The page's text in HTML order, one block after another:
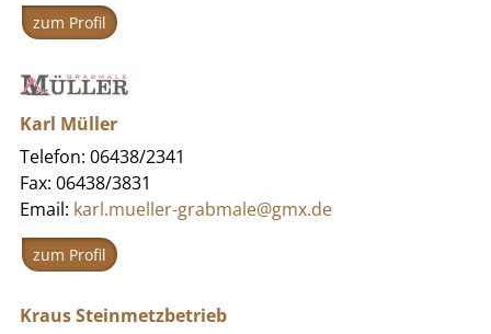
zum Profil
Karl Müller
Telefon: 06438/2341
Fax: 06438/3831
Email: karl.mueller-grabmale@gmx.de
zum Profil
Kraus Steinmetzbetrieb